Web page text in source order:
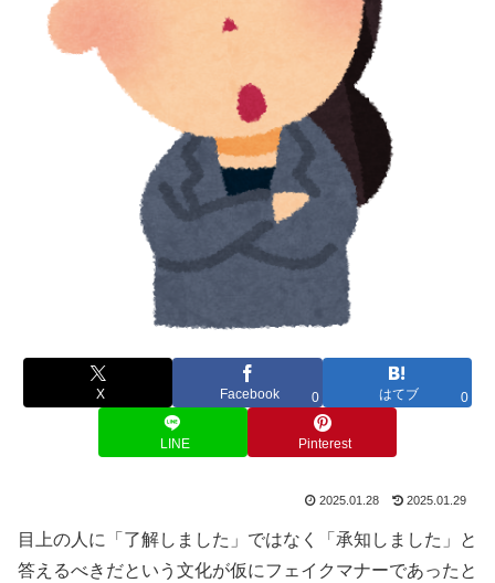
X Facebook 0 はてブ 0
LINE Pinterest
2025.01.28 2025.01.29
目上の人に「了解しました」ではなく「承知しました」と
答えるべきだという文化が仮にフェイクマナーであったと